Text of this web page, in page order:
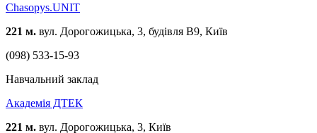
Chasopys.UNIT
221 м. вул. Дорогожицька, 3, будівля B9, Київ
(098) 533-15-93
Навчальний заклад
Академія ДТЕК
221 м. вул. Дорогожицька, 3, Київ